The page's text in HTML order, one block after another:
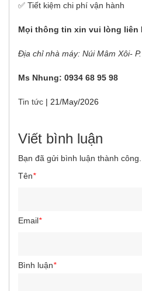
✅ Tiết kiệm chi phí vận hành
Mọi thông tin xin vui lòng liên
Địa chỉ nhà máy: Núi Mâm Xôi-
Ms Nhung: 0934 68 95 98
Tin tức | 21/May/2026
Viết bình luận
Bạn đã gửi bình luận thành
Tên*
Email*
Bình luận*